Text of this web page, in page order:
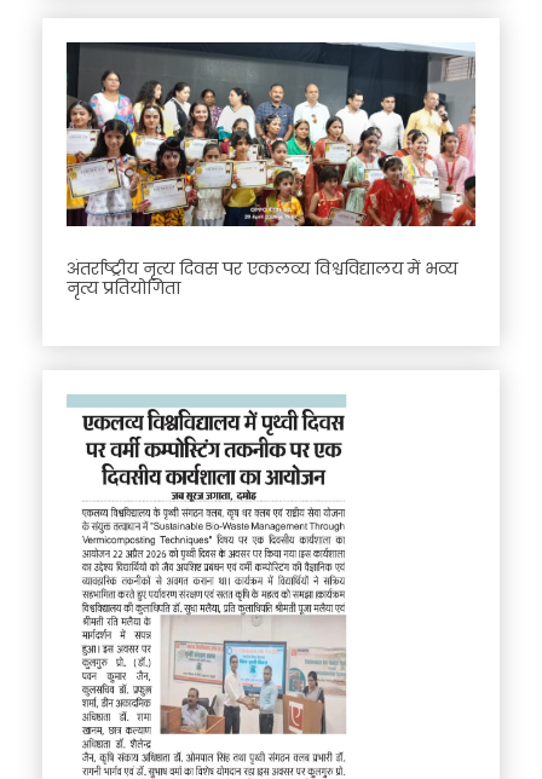
अंतर्राष्ट्रीय नृत्य दिवस पर एकलव्य विश्वविद्यालय में भव्य
नृत्य प्रतियोगिता